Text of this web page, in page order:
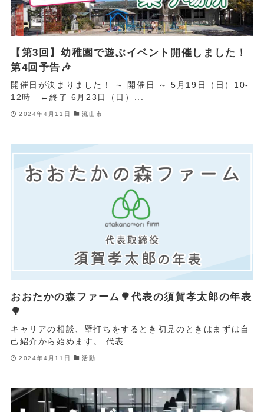
【第3回】幼稚園で遊ぶイベント開催しました！
第4回予告🎶
開催日が決まりました！ ～ 開催日 ～ 5月19日（日）10-
12時 ←終了 6月23日（日）...
2024年4月11日 流山市
おおたかの森ファーム🌳代表の須賀孝太郎の年表
🌳
キャリアの相談、壁打ちをするとき初見のときはまずは自
己紹介から始めます。 代表...
2024年4月11日 活動